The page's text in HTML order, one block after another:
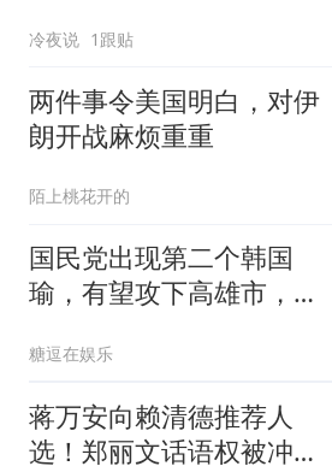
贴上了，欧洲还排着队求
合作
冷夜说 1跟贴
两件事令美国明白，对伊
朗开战麻烦重重
陌上桃花开的
国民党出现第二个韩国
瑜，有望攻下高雄市，吴
糖逗在娱乐
蒋万安向赖清德推荐人
选！郑丽文话语权被冲击